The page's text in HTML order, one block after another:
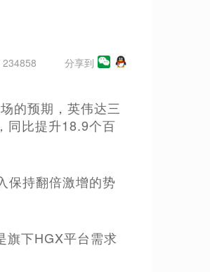
234858 分享到
的预期，英伟达三
同比提升18.9个百
保持翻倍激增的势
旗下HGX平台需求